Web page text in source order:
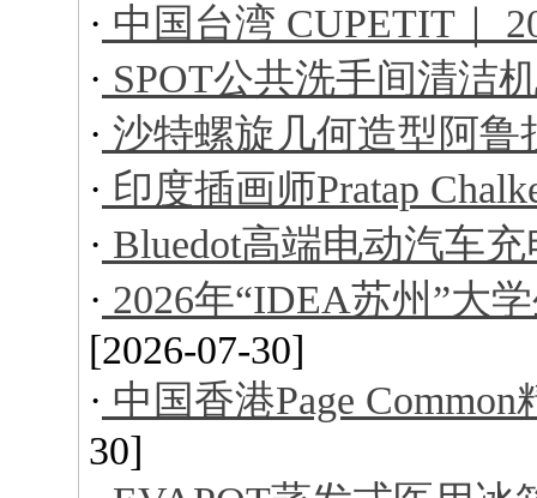
· 中国台湾 CUPETIT｜
· SPOT公共洗手间清洁
· 沙特螺旋几何造型阿鲁
· 印度插画师Pratap
· Bluedot高端电动汽车
· 2026年“IDEA苏州”大
[2026-07-30]
· 中国香港Page
30]